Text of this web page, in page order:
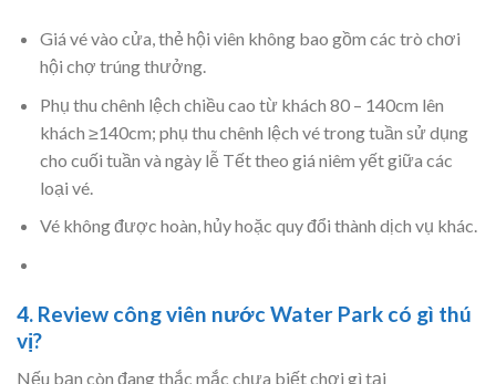
Giá vé vào cửa, thẻ hội viên không bao gồm các trò chơi
hội chợ trúng thưởng.
Phụ thu chênh lệch chiều cao từ khách 80 – 140cm lên
khách ≥140cm; phụ thu chênh lệch vé trong tuần sử dụng
cho cuối tuần và ngày lễ Tết theo giá niêm yết giữa các
loại vé.
Vé không được hoàn, hủy hoặc quy đổi thành dịch vụ khác.
4. Review công viên nước Water Park có gì thú
vị?
Nếu bạn còn đang thắc mắc chưa biết chơi gì tại